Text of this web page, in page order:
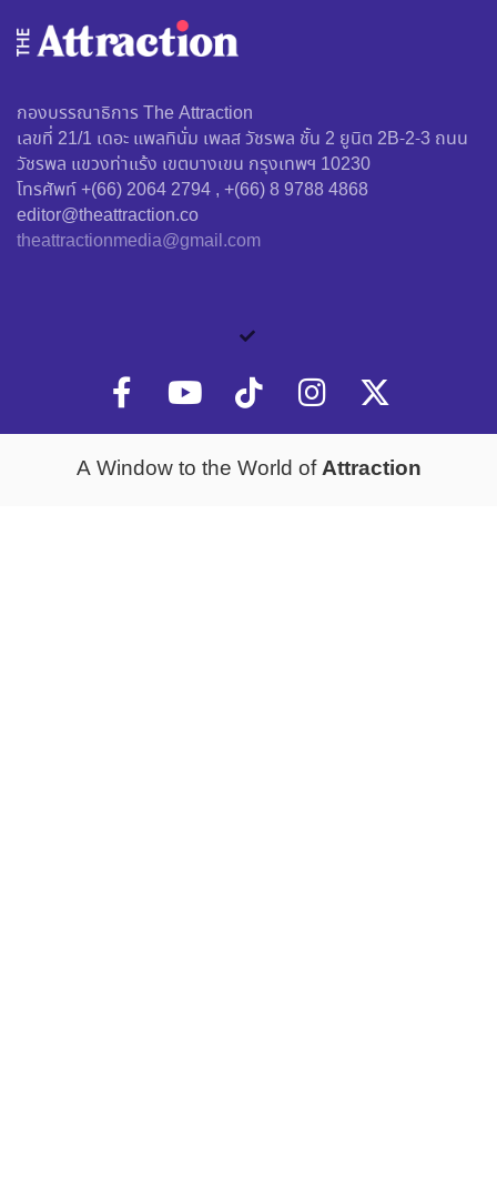
กองบรรณาธิการ The Attraction
เลขที่ 21/1 เดอะ แพลทินั่ม เพลส วัชรพล ชั้น 2 ยูนิต 2B-2-3 ถนน
วัชรพล แขวงท่าแร้ง เขตบางเขน กรุงเทพฯ 10230
โทรศัพท์ +(66) 2064 2794 , +(66) 8 9788 4868
editor@theattraction.co
theattractionmedia@gmail.com
A Window to the World ofAttraction